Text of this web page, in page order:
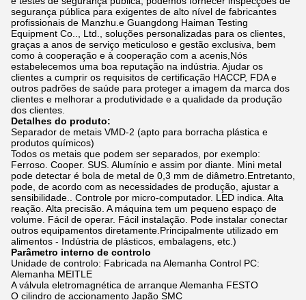
segurança pública para exigentes de alto nível de fabricantes
profissionais de Manzhu.e Guangdong Haiman Testing
Equipment Co.., Ltd., soluções personalizadas para os clientes,
graças a anos de serviço meticuloso e gestão exclusiva, bem
como à cooperação e à cooperação com a acenis,Nós
estabelecemos uma boa reputação na indústria. Ajudar os
clientes a cumprir os requisitos de certificação HACCP, FDA e
outros padrões de saúde para proteger a imagem da marca dos
clientes e melhorar a produtividade e a qualidade da produção
dos clientes.
Detalhes do produto:
Separador de metais VMD-2 (apto para borracha plástica e
produtos químicos)
Todos os metais que podem ser separados, por exemplo:
Ferroso. Cooper. SUS. Alumínio e assim por diante. Mini metal
pode detectar é bola de metal de 0,3 mm de diâmetro.Entretanto,
pode, de acordo com as necessidades de produção, ajustar a
sensibilidade.. Controle por micro-computador. LED indica. Alta
reação. Alta precisão. A máquina tem um pequeno espaço de
volume. Fácil de operar. Fácil instalação. Pode instalar conectar
outros equipamentos diretamente.Principalmente utilizado em
alimentos - Indústria de plásticos, embalagens, etc.)
Parâmetro interno de controlo
Unidade de controlo: Fabricada na Alemanha Control PC:
Alemanha MEITLE
A válvula eletromagnética de arranque Alemanha FESTO
O cilindro de accionamento Japão SMC